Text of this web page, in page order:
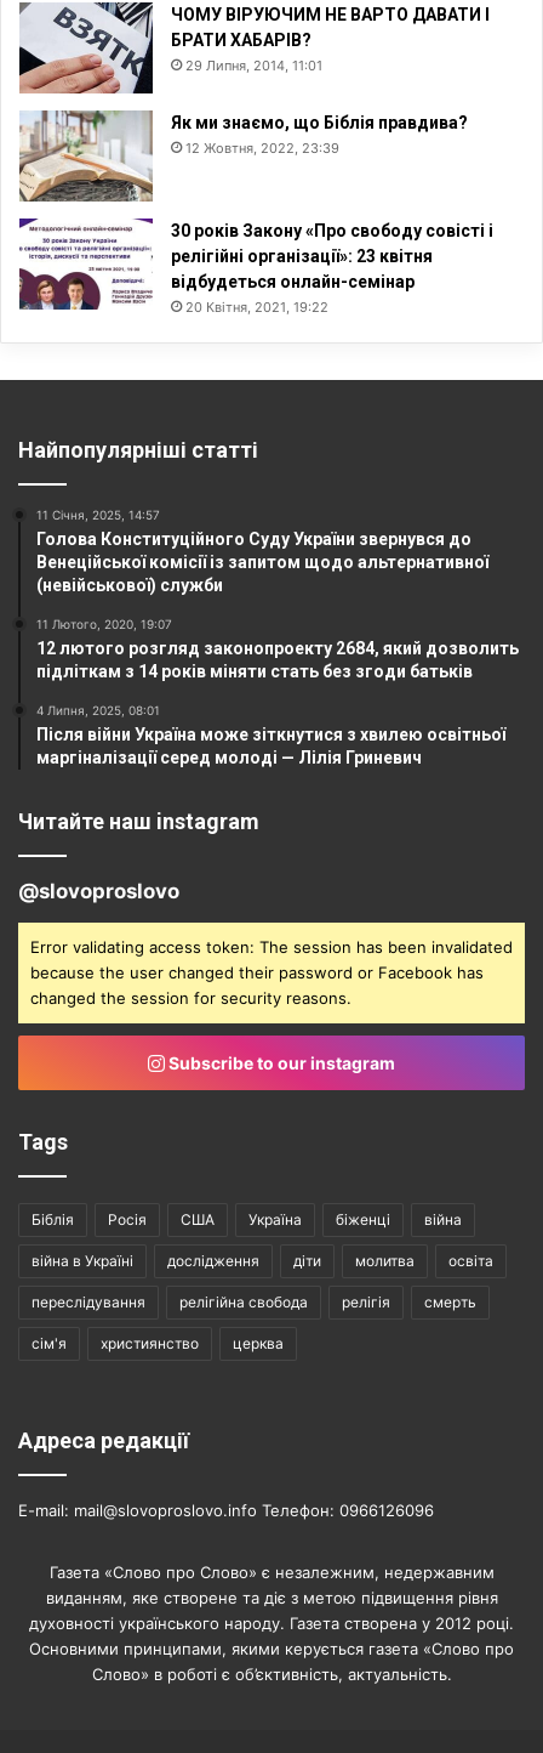
ЧОМУ ВІРУЮЧИМ НЕ ВАРТО ДАВАТИ І
БРАТИ ХАБАРІВ?
29 Липня, 2014, 11:01
Як ми знаємо, що Біблія правдива?
12 Жовтня, 2022, 23:39
30 років Закону «Про свободу совісті і
релігійні організації»: 23 квітня
відбудеться онлайн-семінар
20 Квітня, 2021, 19:22
Найпопулярніші статті
11 Січня, 2025, 14:57
Голова Конституційного Суду України звернувся до
Венеційської комісії із запитом щодо альтернативної
(невійськової) служби
11 Лютого, 2020, 19:07
12 лютого розгляд законопроекту 2684, який дозволить
підліткам з 14 років міняти стать без згоди батьків
4 Липня, 2025, 08:01
Після війни Україна може зіткнутися з хвилею освітньої
маргіналізації серед молоді — Лілія Гриневич
Читайте наш instagram
@slovoproslovo
Error validating access token: The session has been invalidated
because the user changed their password or Facebook has
changed the session for security reasons.
Subscribe to our instagram
Tags
Біблія Росія США Україна біженці війна
війна в Україні дослідження діти молитва освіта
переслідування релігійна свобода релігія смерть
сім'я християнство церква
Адреса редакції
E-mail: mail@slovoproslovo.info Телефон: 0966126096
Газета «Слово про Слово» є незалежним, недержавним
виданням, яке створене та діє з метою підвищення рівня
духовності українського народу. Газета створена у 2012 році.
Основними принципами, якими керується газета «Слово про
Слово» в роботі є об’єктивність, актуальність.